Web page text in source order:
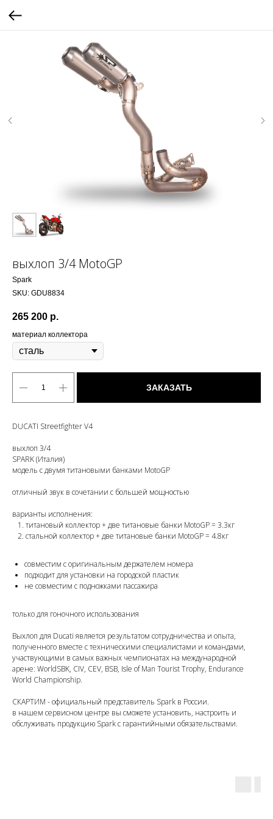
выхлоп 3/4 MotoGP
Spark
SKU: GDU8834
265 200 р.
материал коллектора
ЗАКАЗАТЬ
DUCATI Streetfighter V4
выхлоп 3/4
SPARK (Италия)
модель с двумя титановыми банками MotoGP
отличный звук в сочетании с большей мощностью
варианты исполнения:
титановый коллектор + две титановые банки MotoGP = 3.3кг
стальной коллектор + две титановые банки MotoGP = 4.8кг
совместим с оригинальным держателем номера
подходит для установки на городской пластик
не совместим с подножками пассажира
только для гоночного использования
Выхлоп для Ducati является результатом сотрудничества и опыта,
полученного вместе с техническими специалистами и командами,
участвующими в самых важных чемпионатах на международной
арене: WorldSBK, CIV, CEV, BSB, Isle of Man Tourist Trophy, Endurance
World Championship.
СКАРТИМ - официальный представитель Spark в России.
в нашем сервисном центре вы сможете установить, настроить и
обслуживать продукцию Spark с гарантийными обязательствами.